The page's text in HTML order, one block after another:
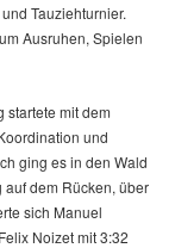
Tauziehturnier.
Ausruhen, Spielen
startete mit dem
und
ging es in den Wald
dem Rücken, über
sich Manuel
Noizet mit 3:32